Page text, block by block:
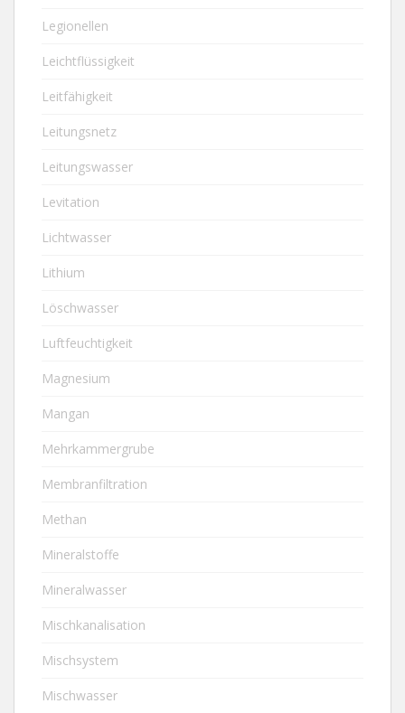
Legionellen
Leichtflüssigkeit
Leitfähigkeit
Leitungsnetz
Leitungswasser
Levitation
Lichtwasser
Lithium
Löschwasser
Luftfeuchtigkeit
Magnesium
Mangan
Mehrkammergrube
Membranfiltration
Methan
Mineralstoffe
Mineralwasser
Mischkanalisation
Mischsystem
Mischwasser